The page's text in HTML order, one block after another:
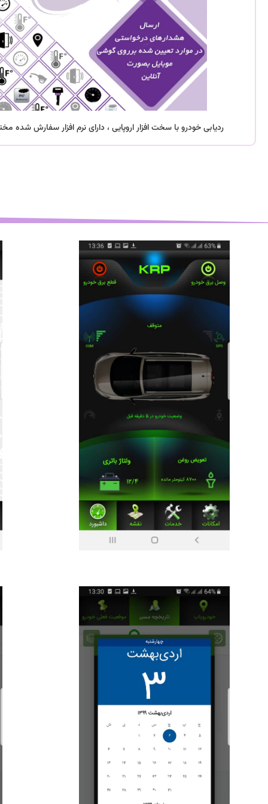
ردیابی خودرو با سخت افزار اروپایی ، دارای نرم افزار سفارش شده